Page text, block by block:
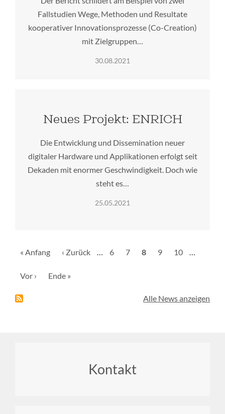
Fallstudien Wege, Methoden und Resultate
kooperativer Innovationsprozesse (Co-Creation)
mit Zielgruppen…
30.08.2021
Neues Projekt: ENRICH
Die Entwicklung und Dissemination neuer
digitaler Hardware und Applikationen erfolgt seit
Dekaden mit enormer Geschwindigkeit. Doch wie
steht es…
25.05.2021
Erste
« Anfang
Vorherige
‹ Zurück … Seite
6 Seite
7
Aktuelle
8 Seite
9 Seite
10 …
Nächste
Vor ›
Letzte
Ende »
Alle News anzeigen
Kontakt